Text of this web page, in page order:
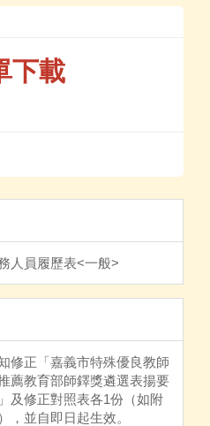
下載
人員履歷表<一般>
修正「嘉義市特殊優良教師
薦教育部師鐸獎遴選表揚要
及修正對照表各1份（如附
，並自即日起生效。